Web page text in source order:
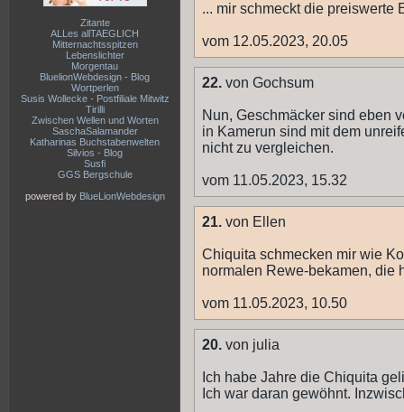
Zitante
ALLes allTAEGLICH
Mitternachtsspitzen
Lebenslichter
Morgentau
BluelionWebdesign - Blog
Wortperlen
Susis Wollecke - Postfiliale Mitwitz
Tirilli
Zwischen Wellen und Worten
SaschaSalamander
Katharinas Buchstabenwelten
Silvios - Blog
Susfi
GGS Bergschule
powered by BlueLionWebdesign
... mir schmeckt die preiswerte
vom 12.05.2023, 20.05
22. von Gochsum
Nun, Geschmäcker sind eben
in Kamerun sind mit dem
nicht zu vergleichen.
vom 11.05.2023, 15.32
21. von Ellen
Chiquita schmecken mir wie
normalen Rewe-bekamen, die
vom 11.05.2023, 10.50
20. von julia
Ich habe Jahre die Chiquita
Ich war daran gewöhnt.